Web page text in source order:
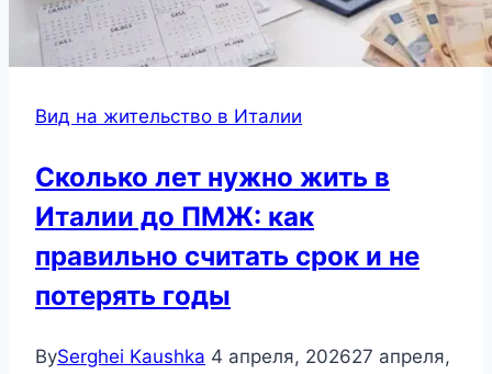
Вид на жительство в Италии
Сколько лет нужно жить в
Италии до ПМЖ: как
правильно считать срок и не
потерять годы
BySerghei Kaushka 4 апреля, 202627 апреля,